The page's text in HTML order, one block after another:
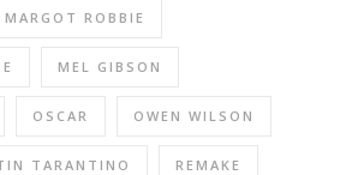
MARGOT ROBBIE
MEL GIBSON
OSCAR OWEN WILSON
TARANTINO REMAKE